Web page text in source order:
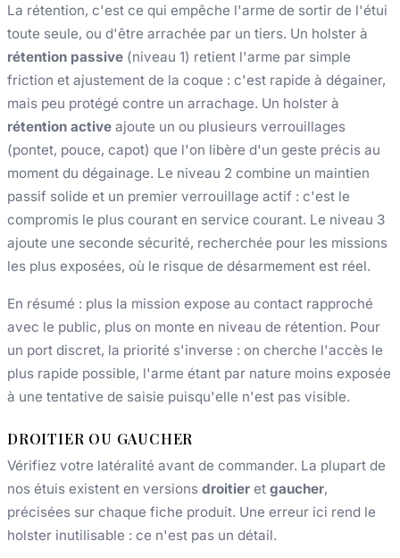
La rétention, c'est ce qui empêche l'arme de sortir de l'étui
toute seule, ou d'être arrachée par un tiers. Un holster à
rétention passive (niveau 1) retient l'arme par simple
friction et ajustement de la coque : c'est rapide à dégainer,
mais peu protégé contre un arrachage. Un holster à
rétention active ajoute un ou plusieurs verrouillages
(pontet, pouce, capot) que l'on libère d'un geste précis au
moment du dégainage. Le niveau 2 combine un maintien
passif solide et un premier verrouillage actif : c'est le
compromis le plus courant en service courant. Le niveau 3
ajoute une seconde sécurité, recherchée pour les missions
les plus exposées, où le risque de désarmement est réel.
En résumé : plus la mission expose au contact rapproché
avec le public, plus on monte en niveau de rétention. Pour
un port discret, la priorité s'inverse : on cherche l'accès le
plus rapide possible, l'arme étant par nature moins exposée
à une tentative de saisie puisqu'elle n'est pas visible.
DROITIER OU GAUCHER
Vérifiez votre latéralité avant de commander. La plupart de
nos étuis existent en versions droitier et gaucher,
précisées sur chaque fiche produit. Une erreur ici rend le
holster inutilisable : ce n'est pas un détail.